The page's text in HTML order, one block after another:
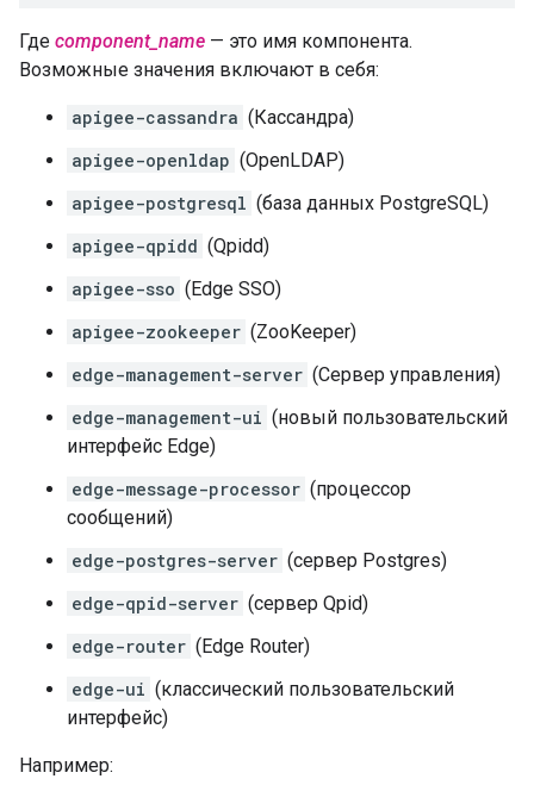
Где component_name — это имя компонента.
Возможные значения включают в себя:
apigee-cassandra (Кассандра)
apigee-openldap (OpenLDAP)
apigee-postgresql (база данных PostgreSQL)
apigee-qpidd (Qpidd)
apigee-sso (Edge SSO)
apigee-zookeeper (ZooKeeper)
edge-management-server (Сервер управления)
edge-management-ui (новый пользовательский
интерфейс Edge)
edge-message-processor (процессор
сообщений)
edge-postgres-server (сервер Postgres)
edge-qpid-server (сервер Qpid)
edge-router (Edge Router)
edge-ui (классический пользовательский
интерфейс)
Например: